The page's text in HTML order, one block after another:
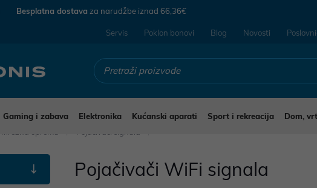
Besplatna dostava za narudžbe iznad 66,36€
Servis Poklon bonovi Blog Novosti
Gaming i zabava Elektronika Kućanski aparati Sport i rekreacija Dom,
Pojačivači WiFi signala